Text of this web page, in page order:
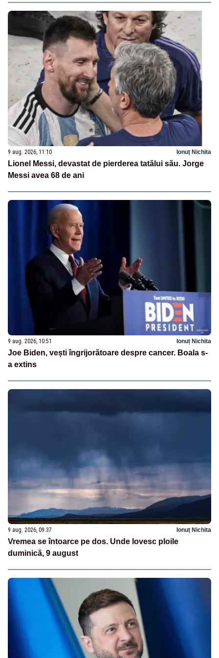
9 aug. 2026, 11:10 Ionuț Nichita
Lionel Messi, devastat de pierderea tatălui său. Jorge
Messi avea 68 de ani
9 aug. 2026, 10:51 Ionuț Nichita
Joe Biden, vești îngrijorătoare despre cancer. Boala s-
a extins
9 aug. 2026, 09:37 Ionuț Nichita
Vremea se întoarce pe dos. Unde lovesc ploile
duminică, 9 august